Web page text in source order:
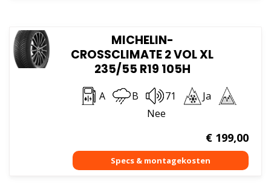
MICHELIN-
CROSSCLIMATE 2 VOL XL
235/55 R19 105H
A B 71
Ja
Nee
€199,00